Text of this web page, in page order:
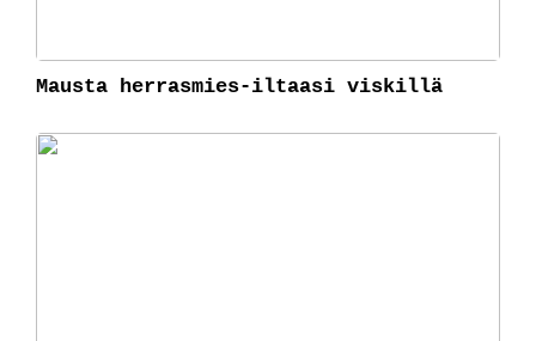
Mausta herrasmies-iltaasi viskillä